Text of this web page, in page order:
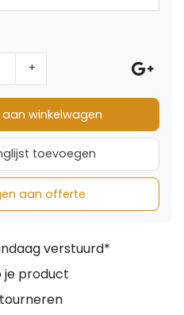
+
winkelwagen
toevoegen
aan offerte
verstuurd*
je product